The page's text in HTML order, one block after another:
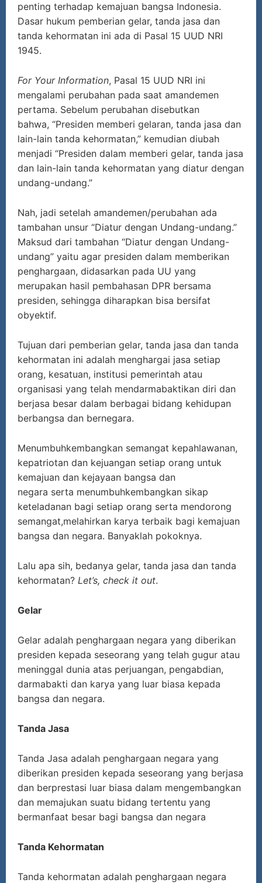
penting terhadap kemajuan bangsa Indonesia.
Dasar hukum pemberian gelar, tanda jasa dan
tanda kehormatan ini ada di Pasal 15 UUD NRI
1945.
For Your Information, Pasal 15 UUD NRI ini
mengalami perubahan pada saat amandemen
pertama. Sebelum perubahan disebutkan
bahwa, “Presiden memberi gelaran, tanda jasa dan
lain-lain tanda kehormatan,” kemudian diubah
menjadi “Presiden dalam memberi gelar, tanda jasa
dan lain-lain tanda kehormatan yang diatur dengan
undang-undang.”
Nah, jadi setelah amandemen/perubahan ada
tambahan unsur “Diatur dengan Undang-undang.”
Maksud dari tambahan “Diatur dengan Undang-
undang” yaitu agar presiden dalam memberikan
penghargaan, didasarkan pada UU yang
merupakan hasil pembahasan DPR bersama
presiden, sehingga diharapkan bisa bersifat
obyektif.
Tujuan dari pemberian gelar, tanda jasa dan tanda
kehormatan ini adalah menghargai jasa setiap
orang, kesatuan, institusi pemerintah atau
organisasi yang telah mendarmabaktikan diri dan
berjasa besar dalam berbagai bidang kehidupan
berbangsa dan bernegara.
Menumbuhkembangkan semangat kepahlawanan,
kepatriotan dan kejuangan setiap orang untuk
kemajuan dan kejayaan bangsa dan
negara serta menumbuhkembangkan sikap
keteladanan bagi setiap orang serta mendorong
semangat,melahirkan karya terbaik bagi kemajuan
bangsa dan negara. Banyaklah pokoknya.
Lalu apa sih, bedanya gelar, tanda jasa dan tanda
kehormatan? Let’s, check it out.
Gelar
Gelar adalah penghargaan negara yang diberikan
presiden kepada seseorang yang telah gugur atau
meninggal dunia atas perjuangan, pengabdian,
darmabakti dan karya yang luar biasa kepada
bangsa dan negara.
Tanda Jasa
Tanda Jasa adalah penghargaan negara yang
diberikan presiden kepada seseorang yang berjasa
dan berprestasi luar biasa dalam mengembangkan
dan memajukan suatu bidang tertentu yang
bermanfaat besar bagi bangsa dan negara
Tanda Kehormatan
Tanda kehormatan adalah penghargaan negara